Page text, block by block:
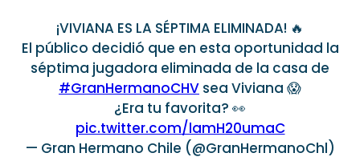
¡VIVIANA ES LA SÉPTIMA ELIMINADA! 🔥
El público decidió que en esta oportunidad la
séptima jugadora eliminada de la casa de
#GranHermanoCHV sea Viviana 😱
¿Era tu favorita? 👀
pic.twitter.com/lamH20umaC
— Gran Hermano Chile (@GranHermanoChl)